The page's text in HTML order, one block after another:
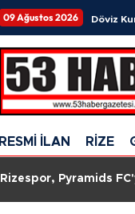
09 Ağustos 2026 Döviz
RESMİ İLAN RİZE
08:47
AFAD: